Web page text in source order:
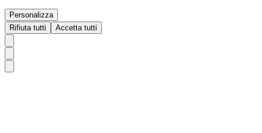
Personalizza
Rifiuta tutti
Accetta tutti